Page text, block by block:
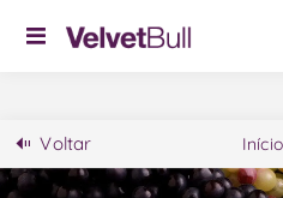
Voltar Início